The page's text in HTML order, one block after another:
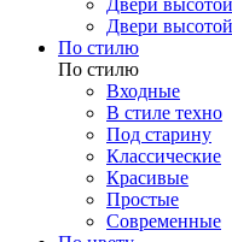
Двери
Двери
По стилю
По стилю
Входные
В стиле техно
Под старину
Классические
Красивые
Простые
Современные